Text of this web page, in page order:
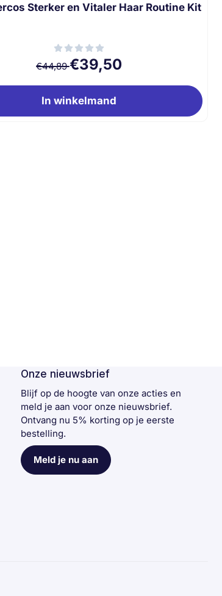
Sterker en Vitaler Haar Routine Kit
Van 44,89 voor 39,50
€44,89€39,50
In winkelmand
Onze nieuwsbrief
Blijf op de hoogte van onze acties en
meld je aan voor onze nieuwsbrief.
Ontvang nu 5% korting op je eerste
bestelling.
Meld je nu aan